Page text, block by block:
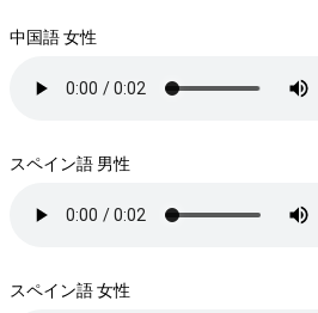
中国語 女性
スペイン語 男性
スペイン語 女性